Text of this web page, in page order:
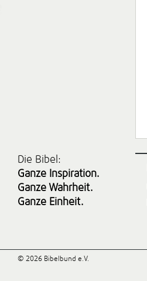
Die Bibel:
Ganze Inspiration.
Ganze Wahrheit.
Ganze Einheit.
© 2026 Bibelbund e.V.